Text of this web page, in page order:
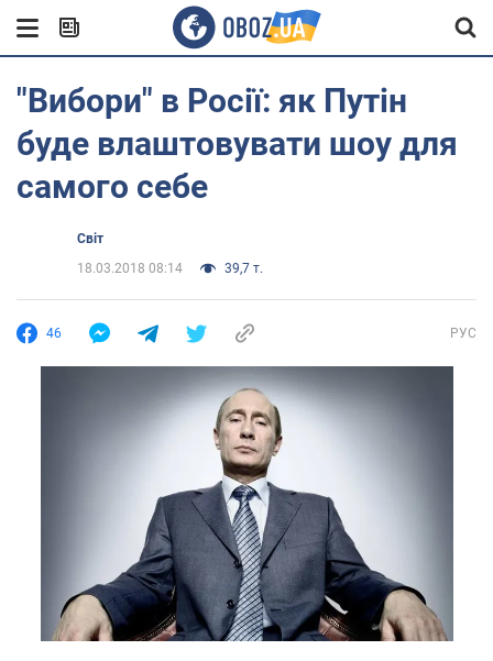
"Вибори" в Росії: як Путін
буде влаштовувати шоу для
самого себе
Світ
18.03.2018 08:14
39,7 т.
46 РУС